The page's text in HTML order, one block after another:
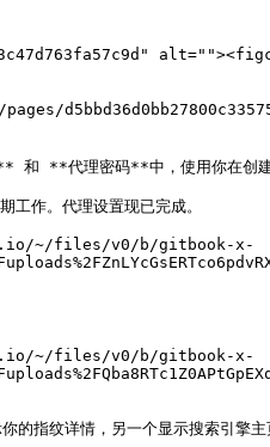
和 **代理密码**中，使用你
作。代理设置现已完成。
~/files/v0/b/gitbook-x-
~/files/v0/b/gitbook-x-
指纹详情，另一个显示搜索引擎主